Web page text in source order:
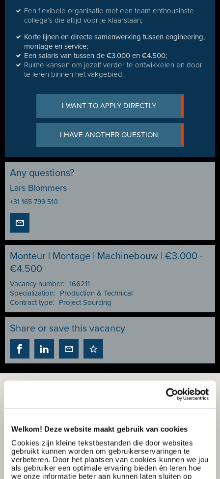
Welkom! Deze website maakt gebruik van cookies
Cookies zijn kleine tekstbestanden die door websites
gebruikt kunnen worden om gebruikerservaringen te
verbeteren. Door het plaatsen van cookies kunnen we jou
als gebruiker een optimale ervaring bieden én leren hoe
we onze informatie beter aan kunnen laten sluiten op
Een flexibele organisatie met een team enthousiaste
collega’s die altijd voor je klaarstaan;
Korte lijnen en directe samenwerking tussen engineering,
montage en service;
Een salaris van tussen de €3.000 en €4.500;
Ruime kansen om jezelf verder te ontwikkelen en door
te leren binnen het vakgebied.
I WANT TO APPLY DIRECTLY
I HAVE ANOTHER QUESTION
Any questions?
Lars Blommers
+31 165 799 510
Monteur | Montage | Machinebouw | €3.000 -
€4.500
Vacancy number: 166211
Specialization:
Production & Technical
Contract type:
Project Sourcing
Share or save this vacancy